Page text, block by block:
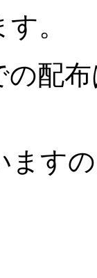
。
の配
ます